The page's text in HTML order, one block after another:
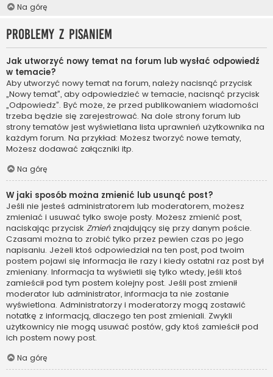
Na górę
Problemy z pisaniem
Jak utworzyć nowy temat na forum lub wysłać odpowiedź
w temacie?
Aby utworzyć nowy temat na forum, należy nacisnąć przycisk
„Nowy temat”, aby odpowiedzieć w temacie, nacisnąć przycisk
„Odpowiedz”. Być może, że przed publikowaniem wiadomości
trzeba będzie się zarejestrować. Na dole strony forum lub
strony tematów jest wyświetlana lista uprawnień użytkownika na
każdym forum. Na przykład: Możesz tworzyć nowe tematy,
Możesz dodawać załączniki itp.
Na górę
W jaki sposób można zmienić lub usunąć post?
Jeśli nie jesteś administratorem lub moderatorem, możesz
zmieniać i usuwać tylko swoje posty. Możesz zmienić post,
naciskając przycisk Zmieńznajdujący się przy danym poście.
Czasami można to zrobić tylko przez pewien czas po jego
napisaniu. Jeżeli ktoś odpowiedział na ten post, pod twoim
postem pojawi się informacja ile razy i kiedy ostatni raz post był
zmieniany. Informacja ta wyświetli się tylko wtedy, jeśli ktoś
zamieścił pod tym postem kolejny post. Jeśli post zmienił
moderator lub administrator, informacja ta nie zostanie
wyświetlona. Administratorzy i moderatorzy mogą zostawić
notatkę z informacją, dlaczego ten post zmieniali. Zwykli
użytkownicy nie mogą usuwać postów, gdy ktoś zamieścił pod
ich postem nowy post.
Na górę